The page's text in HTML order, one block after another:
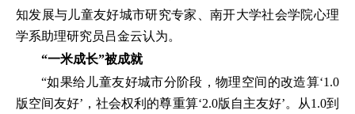
知发展与儿童友好城市研究专家、南开大学社会学院心理
学系助理研究员吕金云认为。
“一米成长”被成就
“如果给儿童友好城市分阶段，物理空间的改造算‘1.0
版空间友好’，社会权利的尊重算‘2.0版自主友好’。从1.0到